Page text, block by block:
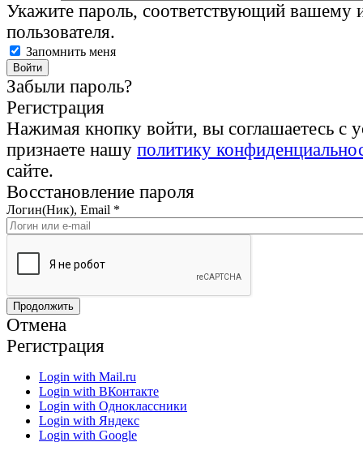
Укажите пароль, соответствующий вашему
пользователя.
Запомнить меня
Забыли пароль?
Регистрация
Нажимая кнопку войти, вы соглашаетесь с
признаете нашу политику
сайте.
Восстановление пароля
Логин(Ник), Email *
Отмена
Регистрация
Login with Mail.ru
Login with ВКонтакте
Login with Одноклассники
Login with Яндекс
Login with Google